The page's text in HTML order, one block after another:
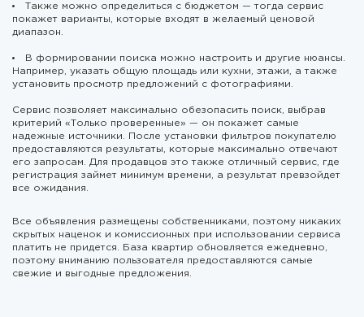
Также можно определиться с бюджетом — тогда сервис
покажет варианты, которые входят в желаемый ценовой
диапазон.
В формировании поиска можно настроить и другие нюансы.
Например, указать общую площадь или кухни, этажи, а также
установить просмотр предложений с фотографиями.
Сервис позволяет максимально обезопасить поиск, выбрав
критерий «Только проверенные» — он покажет самые
надежные источники. После установки фильтров покупателю
предоставляются результаты, которые максимально отвечают
его запросам. Для продавцов это также отличный сервис, где
регистрация займет минимум времени, а результат превзойдет
все ожидания.
Все объявления размещены собственниками, поэтому никаких
скрытых наценок и комиссионных при использовании сервиса
платить не придется. База квартир обновляется ежедневно,
поэтому вниманию пользователя предоставляются самые
свежие и выгодные предложения.